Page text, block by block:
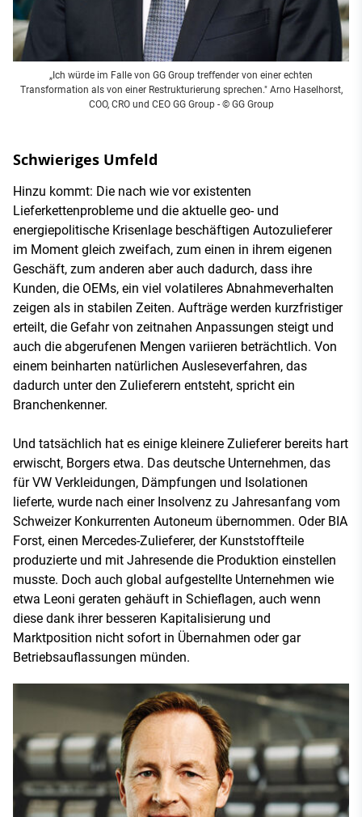
„Ich würde im Falle von GG Group treffender von einer echten
Transformation als von einer Restrukturierung sprechen." Arno Haselhorst,
COO, CRO und CEO GG Group - © GG Group
Schwieriges Umfeld
Hinzu kommt: Die nach wie vor existenten
Lieferkettenprobleme und die aktuelle geo- und
energiepolitische Krisenlage beschäftigen Autozulieferer
im Moment gleich zweifach, zum einen in ihrem eigenen
Geschäft, zum anderen aber auch dadurch, dass ihre
Kunden, die OEMs, ein viel volatileres Abnahmeverhalten
zeigen als in stabilen Zeiten. Aufträge werden kurzfristiger
erteilt, die Gefahr von zeitnahen Anpassungen steigt und
auch die abgerufenen Mengen variieren beträchtlich. Von
einem beinharten natürlichen Ausleseverfahren, das
dadurch unter den Zulieferern entsteht, spricht ein
Branchenkenner.
Und tatsächlich hat es einige kleinere Zulieferer bereits hart
erwischt, Borgers etwa. Das deutsche Unternehmen, das
für VW Verkleidungen, Dämpfungen und Isolationen
lieferte, wurde nach einer Insolvenz zu Jahresanfang vom
Schweizer Konkurrenten Autoneum übernommen. Oder BIA
Forst, einen Mercedes-Zulieferer, der Kunststoffteile
produzierte und mit Jahresende die Produktion einstellen
musste. Doch auch global aufgestellte Unternehmen wie
etwa Leoni geraten gehäuft in Schieflagen, auch wenn
diese dank ihrer besseren Kapitalisierung und
Marktposition nicht sofort in Übernahmen oder gar
Betriebsauflassungen münden.